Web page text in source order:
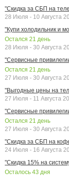
"Скидка за СБП на
28 Июля - 10 Августа
"Купи холодильник и
Остался 21 день
28 Июля - 30 Августа
"Сервисные
Остался 21 день
27 Июля - 30 Августа
"Выгодные цены на
27 Июля - 11 Августа
"Сервисные
Остался 21 день
27 Июля - 30 Августа
"Скидка за СБП на
24 Июля - 16 Августа
"Скидка 15% на
Осталось 43 дня